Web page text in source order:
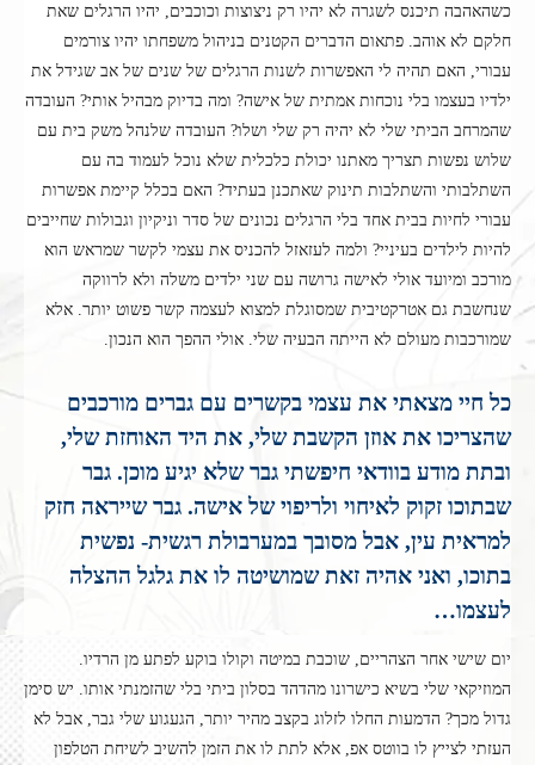
כשהאהבה תיכנס לשגרה לא יהיו רק ניצוצות וכוכבים, יהיו הרגלים שאת
חלקם לא אוהב. פתאום הדברים הקטנים בניהול משפחתו יהיו צורמים
עבורי, האם תהיה לי האפשרות לשנות הרגלים של שנים של אב שגידל את
ילדיו בעצמו בלי נוכחות אמתית של אישה? ומה בדיוק מבהיל אותי? העובדה
שהמרחב הביתי שלי לא יהיה רק שלי ושלו? העובדה שלנהל משק בית עם
שלוש נפשות תצריך מאתנו יכולת כלכלית שלא נוכל לעמוד בה עם
השתלבותי והשתלבות תינוק שאתכנן בעתיד? האם בכלל קיימת אפשרות
עבורי לחיות בבית אחד בלי הרגלים נכונים של סדר וניקיון וגבולות שחייבים
להיות לילדים בעיניי? ולמה לעזאזל להכניס את עצמי לקשר שמראש הוא
מורכב ומיועד אולי לאישה גרושה עם שני ילדים משלה ולא לרווקה
שנחשבת גם אטרקטיבית שמסוגלת למצוא לעצמה קשר פשוט יותר. אלא
שמורכבות מעולם לא הייתה הבעיה שלי. אולי ההפך הוא הנכון.
כל חיי מצאתי את עצמי בקשרים עם גברים מורכבים
שהצריכו את אוזן הקשבת שלי, את היד האוחזת שלי,
ובתת מודע בוודאי חיפשתי גבר שלא יגיע מוכן. גבר
שבתוכו זקוק לאיחוי ולריפוי של אישה. גבר שייראה חזק
למראית עין, אבל מסובך במערבולת רגשית- נפשית
בתוכו, ואני אהיה זאת שמושיטה לו את גלגל ההצלה
לעצמו…
יום שישי אחר הצהריים, שוכבת במיטה וקולו בוקע לפתע מן הרדיו.
המוזיקאי שלי בשיא כישרונו מהדהד בסלון ביתי בלי שהזמנתי אותו. יש סימן
גדול מכך? הדמעות החלו לזלוג בקצב מהיר יותר, הגעגוע שלי גבר, אבל לא
העזתי לצייץ לו בווטס אפ, אלא לתת לו את הזמן להשיב לשיחת הטלפון